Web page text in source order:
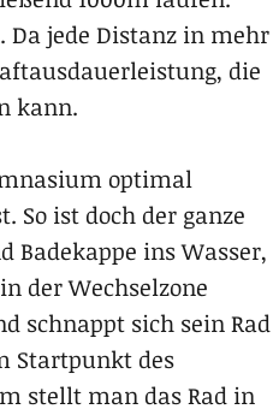
jede Distanz in mehr
die
kann.
optimal
ist doch der ganze
Badekappe ins Wasser,
der Wechselzone
schnappt sich sein Rad
Startpunkt des
stellt man das Rad in